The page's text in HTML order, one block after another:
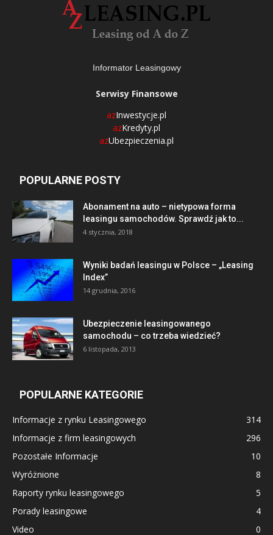
Informator Leasingowy
Serwisy Finansowe
azInwestycje.pl
azKredyty.pl
azUbezpieczenia.pl
POPULARNE POSTY
Abonament na auto – nietypowa forma
leasingu samochodów. Sprawdź jak to...
4 stycznia, 2018
Wyniki badań leasingu w Polsce – „Leasing
Index”
14 grudnia, 2016
Ubezpieczenie leasingowanego
samochodu – co trzeba wiedzieć?
6 listopada, 2013
POPULARNE KATEGORIE
Informacje z rynku Leasingowego
314
Informacje z firm leasingowych
296
Pozostałe Informacje
10
Wyróżnione
8
Raporty rynku leasingowego
5
Porady leasingowe
4
Video
0